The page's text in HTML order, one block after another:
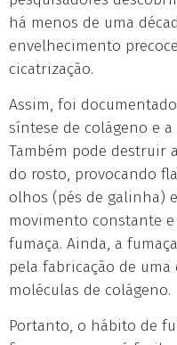
há menos de uma
envelhecimento
cicatrização.
Assim, foi
síntese de colágeno e
Também pode destruir
do rosto, provocando
olhos (pés de galinha)
movimento constante
fumaça. Ainda, a
pela fabricação de
moléculas de colágeno.
Portanto, o hábito de